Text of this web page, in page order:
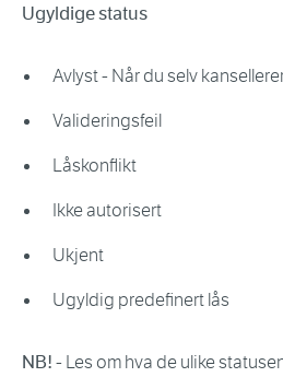
Ugyldige status
Avlyst - Når du selv
Valideringsfeil
Låskonflikt
Ikke autorisert
Ukjent
Ugyldig predefinert lås
NB!- Les om hva de ulike